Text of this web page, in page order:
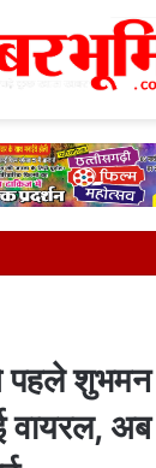
शुभमन
वायरल,